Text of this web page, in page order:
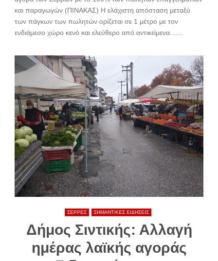
και παραγωγών (ΠΙΝΑΚΑΣ) Η ελάχιστη απόσταση μεταξύ
των πάγκων των πωλητών ορίζεται σε 1 μέτρο με τον
ενδιάμεσο χώρο κενό και ελεύθερο από αντικείμενα.......
ΣΕΡΡΕΣ ΣΗΜΑΝΤΙΚΕΣ ΕΙΔΗΣΕΙΣ
Δήμος Σιντικής: Αλλαγή
ημέρας λαϊκής αγοράς